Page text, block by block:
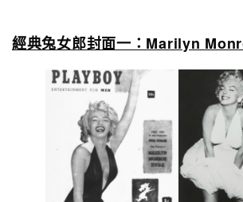
經典兔女郎封面一：Marilyn